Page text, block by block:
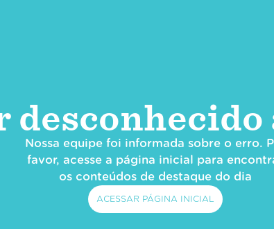
desconhecido
Nossa equipe foi informada sobre o erro.
favor, acesse a página inicial para
os conteúdos de destaque do dia
ACESSAR PÁGINA INICIAL